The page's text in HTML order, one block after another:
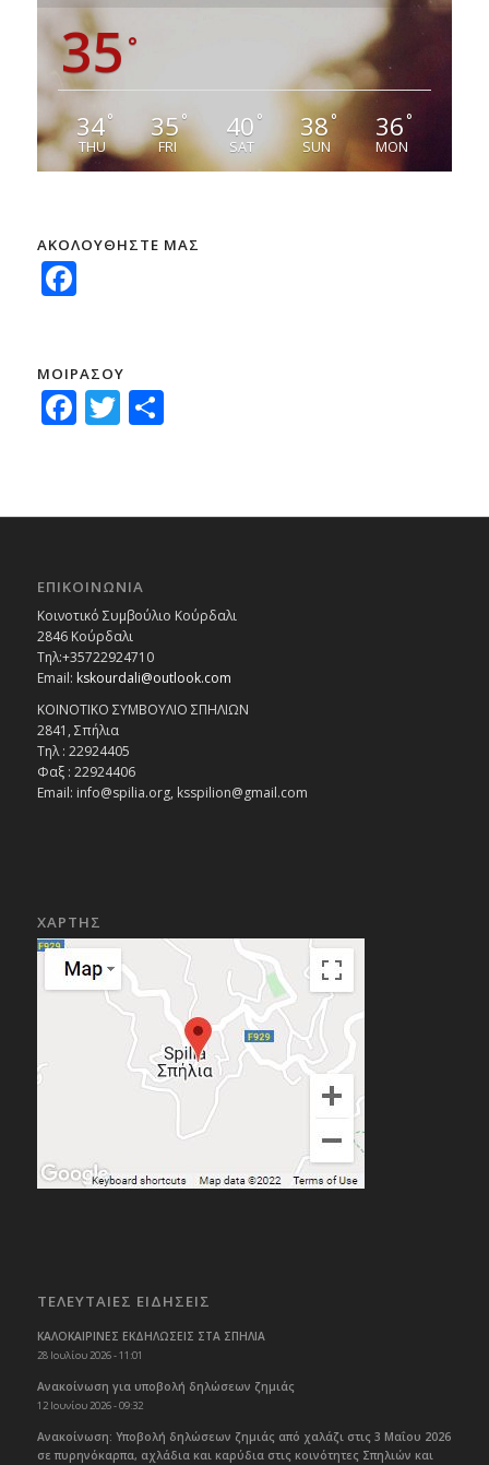
35 °
34°
THU
35°
FRI
40 °
SAT
38°
SUN
36°
MON
ΑΚΟΛΟΥΘΗΣΤΕ ΜΑΣ
Facebook
ΜΟΙΡΑΣΟΥ
Facebook
Twitter
Μοιραστείτε
ΕΠΙΚΟΙΝΩΝΙΑ
Κοινοτικό Συμβούλιο Κούρδαλι
2846 Κούρδαλι
Τηλ:+35722924710
Email: kskourdali@outlook.com
ΚΟΙΝΟΤΙΚΟ ΣΥΜΒΟΥΛΙΟ ΣΠΗΛΙΩΝ
2841, Σπήλια
Τηλ : 22924405
Φαξ : 22924406
Email: info@spilia.org, ksspilion@gmail.com
ΧΑΡΤΗΣ
ΤΕΛΕΥΤΑΙΕΣ ΕΙΔΗΣΕΙΣ
ΚΑΛΟΚΑΙΡΙΝΕΣ ΕΚΔΗΛΩΣΕΙΣ ΣΤΑ ΣΠΗΛΙΑ
28 Ιουλίου 2026 - 11:01
Ανακοίνωση για υποβολή δηλώσεων ζημιάς
12 Ιουνίου 2026 - 09:32
Ανακοίνωση: Υποβολή δηλώσεων ζημιάς από χαλάζι στις 3 Μαΐου 2026
σε πυρηνόκαρπα, αχλάδια και καρύδια στις κοινότητες Σπηλιών και